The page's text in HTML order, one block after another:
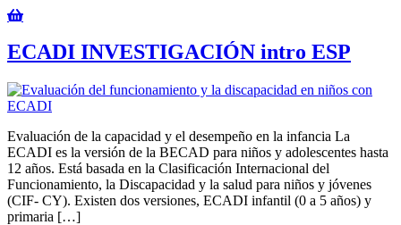
ECADI INVESTIGACIÓN intro ESP
Evaluación de la capacidad y el desempeño en la infancia La
ECADI es la versión de la BECAD para niños y adolescentes hasta
12 años. Está basada en la Clasificación Internacional del
Funcionamiento, la Discapacidad y la salud para niños y jóvenes
(CIF- CY). Existen dos versiones, ECADI infantil (0 a 5 años) y
primaria […]